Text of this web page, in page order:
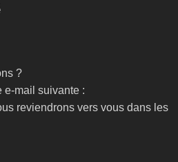
?
e-mail suivante :
reviendrons vers vous dans les